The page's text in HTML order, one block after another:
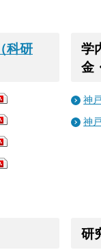
科研
学
金
神
神
研